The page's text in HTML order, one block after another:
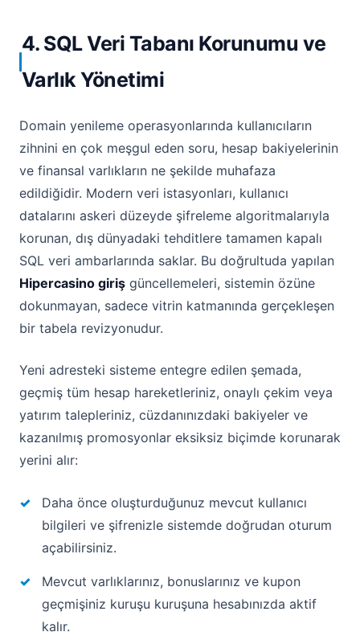
4. SQL Veri Tabanı Korunumu ve
Varlık Yönetimi
Domain yenileme operasyonlarında kullanıcıların
zihnini en çok meşgul eden soru, hesap bakiyelerinin
ve finansal varlıkların ne şekilde muhafaza
edildiğidir. Modern veri istasyonları, kullanıcı
datalarını askeri düzeyde şifreleme algoritmalarıyla
korunan, dış dünyadaki tehditlere tamamen kapalı
SQL veri ambarlarında saklar. Bu doğrultuda yapılan
Hipercasino giriş güncellemeleri, sistemin özüne
dokunmayan, sadece vitrin katmanında gerçekleşen
bir tabela revizyonudur.
Yeni adresteki sisteme entegre edilen şemada,
geçmiş tüm hesap hareketleriniz, onaylı çekim veya
yatırım talepleriniz, cüzdanınızdaki bakiyeler ve
kazanılmış promosyonlar eksiksiz biçimde korunarak
yerini alır:
Daha önce oluşturduğunuz mevcut kullanıcı
bilgileri ve şifrenizle sistemde doğrudan oturum
açabilirsiniz.
Mevcut varlıklarınız, bonuslarınız ve kupon
geçmişiniz kuruşu kuruşuna hesabınızda aktif
kalır.